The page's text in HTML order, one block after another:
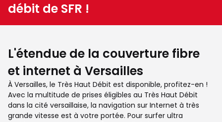
débit de SFR !
L'étendue de la couverture fibre
et internet à Versailles
À Versailles, le Très Haut Débit est disponible, profitez-en !
Avec la multitude de prises éligibles au Très Haut Débit
dans la cité versaillaise, la navigation sur Internet à très
grande vitesse est à votre portée. Pour surfer ultra